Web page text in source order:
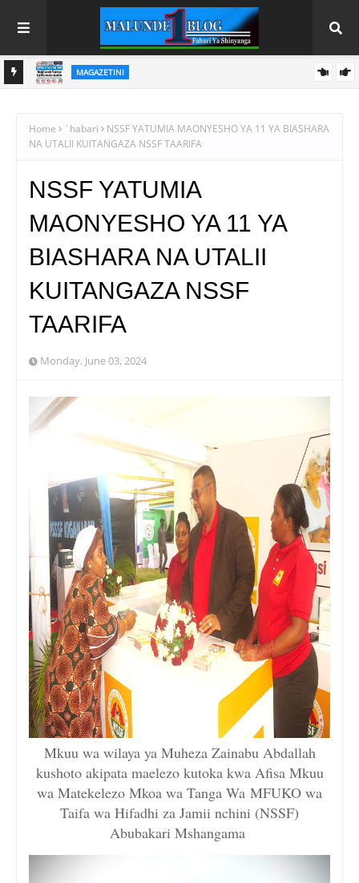
MAGAZETINI
Home `habari
NSSF YATUMIA MAONYESHO YA 11 YA BIASHARA
NA UTALII KUITANGAZA NSSF TAARIFA
NSSF YATUMIA
MAONYESHO YA 11 YA
BIASHARA NA UTALII
KUITANGAZA NSSF
TAARIFA
Monday, June 03, 2024
Mkuu wa wilaya ya Muheza Zainabu Abdallah
kushoto akipata maelezo kutoka kwa Afisa Mkuu
wa Matekelezo Mkoa wa Tanga Wa MFUKO wa
Taifa wa Hifadhi za Jamii nchini (NSSF)
Abubakari Mshangama